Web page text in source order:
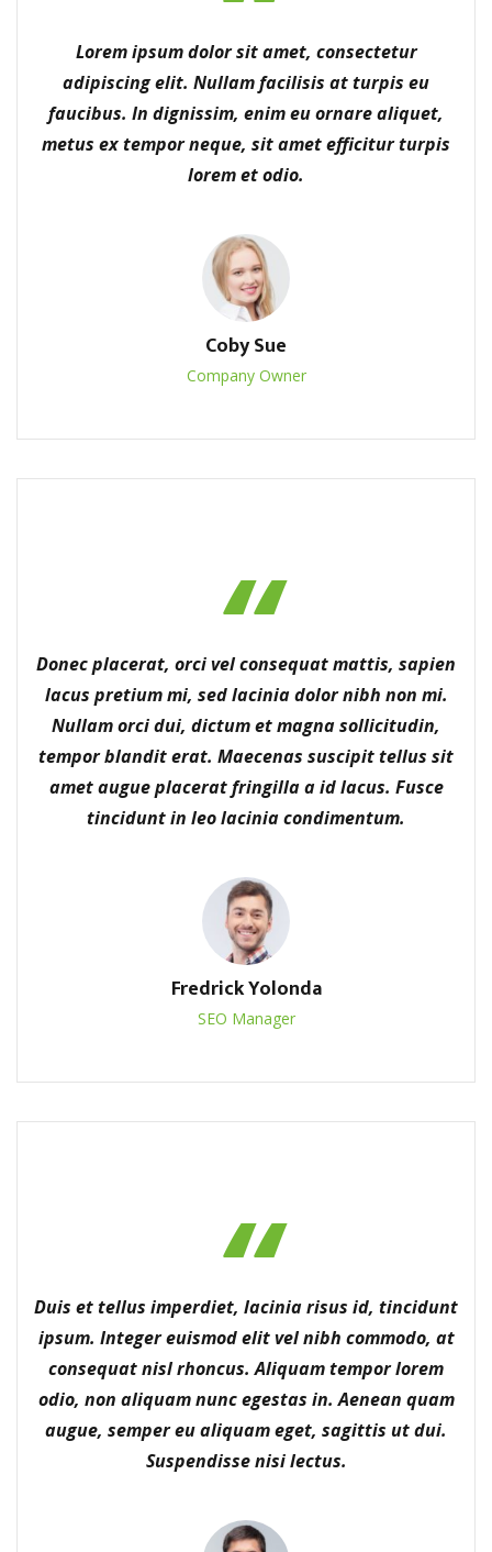
Lorem ipsum dolor sit amet, consectetur
adipiscing elit. Nullam facilisis at turpis eu
faucibus. In dignissim, enim eu ornare aliquet,
metus ex tempor neque, sit amet efficitur turpis
lorem et odio.
Coby Sue
Company Owner
Donec placerat, orci vel consequat mattis, sapien
lacus pretium mi, sed lacinia dolor nibh non mi.
Nullam orci dui, dictum et magna sollicitudin,
tempor blandit erat. Maecenas suscipit tellus sit
amet augue placerat fringilla a id lacus. Fusce
tincidunt in leo lacinia condimentum.
Fredrick Yolonda
SEO Manager
Duis et tellus imperdiet, lacinia risus id, tincidunt
ipsum. Integer euismod elit vel nibh commodo, at
consequat nisl rhoncus. Aliquam tempor lorem
odio, non aliquam nunc egestas in. Aenean quam
augue, semper eu aliquam eget, sagittis ut dui.
Suspendisse nisi lectus.